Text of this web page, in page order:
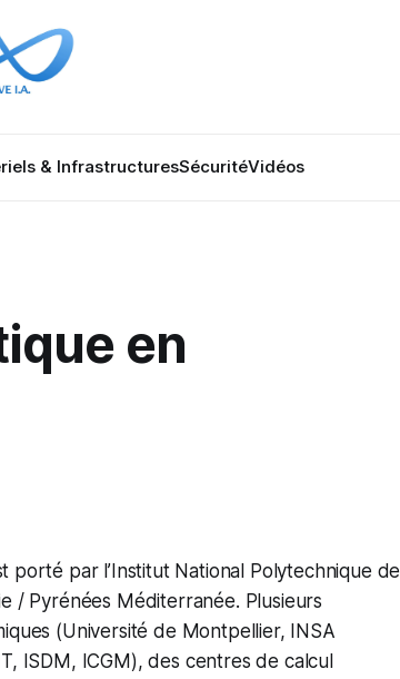
& InfrastructuresSécuritéVidéos
en
porté par l’Institut National Polytechnique de
/ Pyrénées Méditerranée. Plusieurs
(Université de Montpellier, INSA
ISDM, ICGM), des centres de calcul